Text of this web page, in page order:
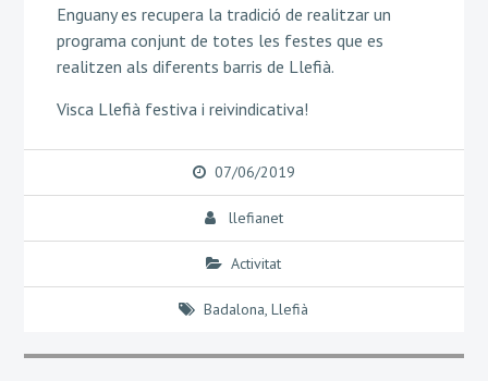
Enguany es recupera la tradició de realitzar un
programa conjunt de totes les festes que es
realitzen als diferents barris de Llefià.
Visca Llefià festiva i reivindicativa!
07/06/2019
llefianet
Activitat
Badalona,Llefià
Navegació